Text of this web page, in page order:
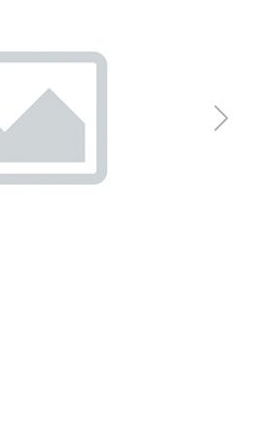
Om oss